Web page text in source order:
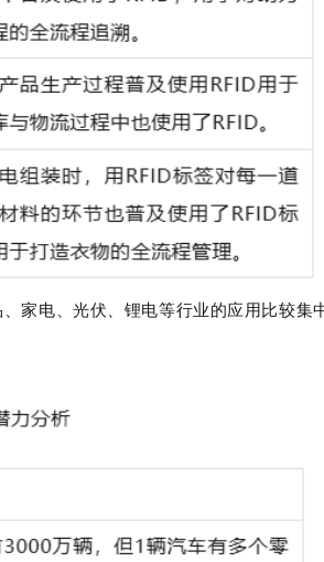
家电、光伏、锂电等行业的应用比较集
有耐酸、耐
介质中，因此
签本身具有信
，流动性大的
行信息化管理是
唯一无法更改
息由...
飞机乘客与托运包裹的对应
对于航空工业，每天都要
客和托运行李，并将他们安全
的地。将RFID电子标签,运用到
踪和管理， 确保航空公司对乘
能够进行 追踪管理和确认，使
签系统可以 简单的整合到现有